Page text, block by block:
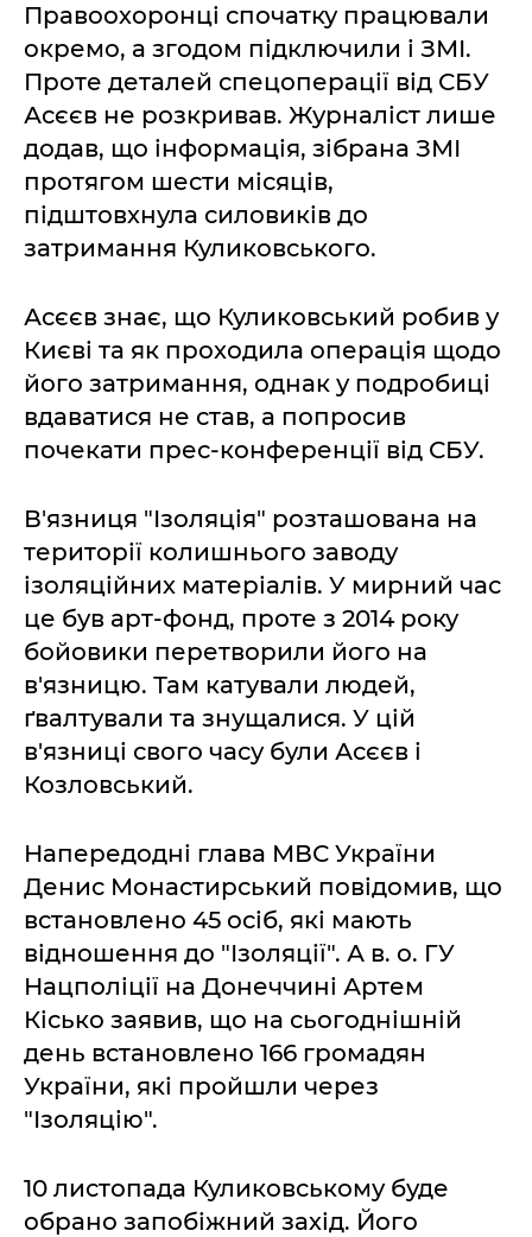
Правоохоронці спочатку працювали
окремо, а згодом підключили і ЗМІ.
Проте деталей спецоперації від СБУ
Асєєв не розкривав. Журналіст лише
додав, що інформація, зібрана ЗМІ
протягом шести місяців,
підштовхнула силовиків до
затримання Куликовського.
Асєєв знає, що Куликовський робив у
Києві та як проходила операція щодо
його затримання, однак у подробиці
вдаватися не став, а попросив
почекати прес-конференції від СБУ.
В'язниця "Ізоляція" розташована на
території колишнього заводу
ізоляційних матеріалів. У мирний час
це був арт-фонд, проте з 2014 року
бойовики перетворили його на
в'язницю. Там катували людей,
ґвалтували та знущалися. У цій
в'язниці свого часу були Асєєв і
Козловський.
Напередодні глава МВС України
Денис Монастирський повідомив, що
встановлено 45 осіб, які мають
відношення до "Ізоляції". А в. о. ГУ
Нацполіції на Донеччині Артем
Кісько заявив, що на сьогоднішній
день встановлено 166 громадян
України, які пройшли через
"Ізоляцію".
10 листопада Куликовському буде
обрано запобіжний захід. Його